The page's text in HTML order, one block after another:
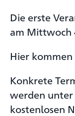
Die erste
am Mittwoch
Hier
Konkrete
werden unter
kostenlosen